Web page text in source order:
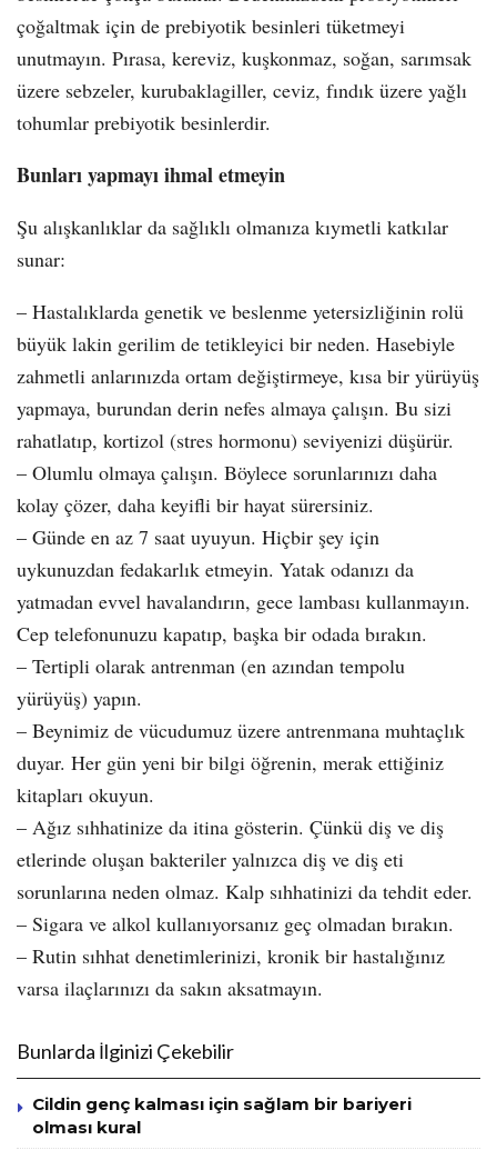
çoğaltmak için de prebiyotik besinleri tüketmeyi
unutmayın. Pırasa, kereviz, kuşkonmaz, soğan, sarımsak
üzere sebzeler, kurubaklagiller, ceviz, fındık üzere yağlı
tohumlar prebiyotik besinlerdir.
Bunları yapmayı ihmal etmeyin
Şu alışkanlıklar da sağlıklı olmanıza kıymetli katkılar
sunar:
– Hastalıklarda genetik ve beslenme yetersizliğinin rolü
büyük lakin gerilim de tetikleyici bir neden. Hasebiyle
zahmetli anlarınızda ortam değiştirmeye, kısa bir yürüyüş
yapmaya, burundan derin nefes almaya çalışın. Bu sizi
rahatlatıp, kortizol (stres hormonu) seviyenizi düşürür.
– Olumlu olmaya çalışın. Böylece sorunlarınızı daha
kolay çözer, daha keyifli bir hayat sürersiniz.
– Günde en az 7 saat uyuyun. Hiçbir şey için
uykunuzdan fedakarlık etmeyin. Yatak odanızı da
yatmadan evvel havalandırın, gece lambası kullanmayın.
Cep telefonunuzu kapatıp, başka bir odada bırakın.
– Tertipli olarak antrenman (en azından tempolu
yürüyüş) yapın.
– Beynimiz de vücudumuz üzere antrenmana muhtaçlık
duyar. Her gün yeni bir bilgi öğrenin, merak ettiğiniz
kitapları okuyun.
– Ağız sıhhatinize da itina gösterin. Çünkü diş ve diş
etlerinde oluşan bakteriler yalnızca diş ve diş eti
sorunlarına neden olmaz. Kalp sıhhatinizi da tehdit eder.
– Sigara ve alkol kullanıyorsanız geç olmadan bırakın.
– Rutin sıhhat denetimlerinizi, kronik bir hastalığınız
varsa ilaçlarınızı da sakın aksatmayın.
Bunlarda İlginizi Çekebilir
Cildin genç kalması için sağlam bir bariyeri
olması kural